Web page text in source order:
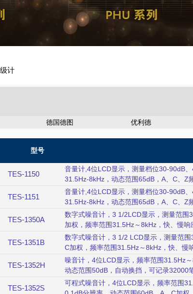
计
德国德图 优利德
型号
TES-1150
音量计,4位LCD显示，测量档位30-90dB
31.5Hz-8kHz，动态范围65dB，A、C、Z
AC/DC模拟输出，最大值锁定功能。
TES-1151
音量计,4位LCD显示，测量档位30-90dB
31.5Hz-8kHz，动态范围65dB，A、C、Z
AC/DC模拟输出，最大值锁定功能，自动
TES-1350A
数字式噪音计，3 1/2LCD显示，测量范
加权，频率范围31.5Hz～8kHz，快、慢响
TES-1351B
数字式噪音计，3 1/2 LCD显示，测量范
C加权，频率范围31.5Hz～8kHz，快、慢
TES-1352H
噪音计，4位LCD显示，频率范围31.5Hz
动态范围50dB，自动换挡，可记录32000
TES-1352S
可程式噪音计，4位LCD显示，频率范围